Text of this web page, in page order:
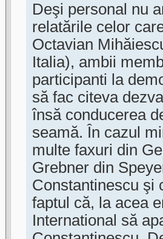
Deşi personal nu
relatările celor
Octavian
Italia), ambii
participanti la
să fac citeva
însă conducerea
seamă. În cazul
multe faxuri din
Grebner din
Constantinescu şi
faptul că, la acea
International să